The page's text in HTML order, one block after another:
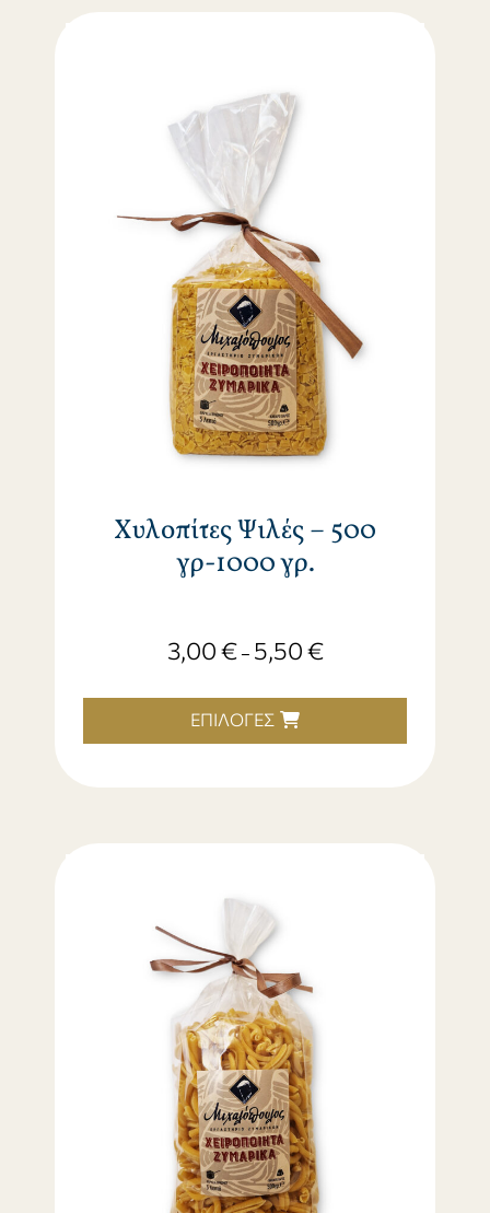
Χυλοπίτες Ψιλές – 500
γρ-1000 γρ.
3,00€– 5,50€
ΕΠΙΛΟΓΈΣ